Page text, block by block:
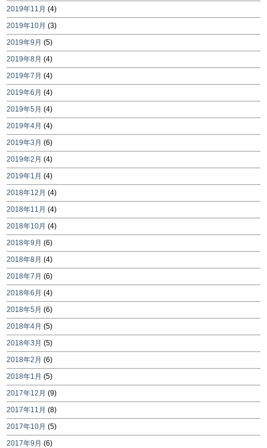
2019年11月 (4)
2019年10月 (3)
2019年9月 (5)
2019年8月 (4)
2019年7月 (4)
2019年6月 (4)
2019年5月 (4)
2019年4月 (4)
2019年3月 (6)
2019年2月 (4)
2019年1月 (4)
2018年12月 (4)
2018年11月 (4)
2018年10月 (4)
2018年9月 (6)
2018年8月 (4)
2018年7月 (6)
2018年6月 (4)
2018年5月 (6)
2018年4月 (5)
2018年3月 (5)
2018年2月 (6)
2018年1月 (5)
2017年12月 (9)
2017年11月 (8)
2017年10月 (5)
2017年9月 (6)